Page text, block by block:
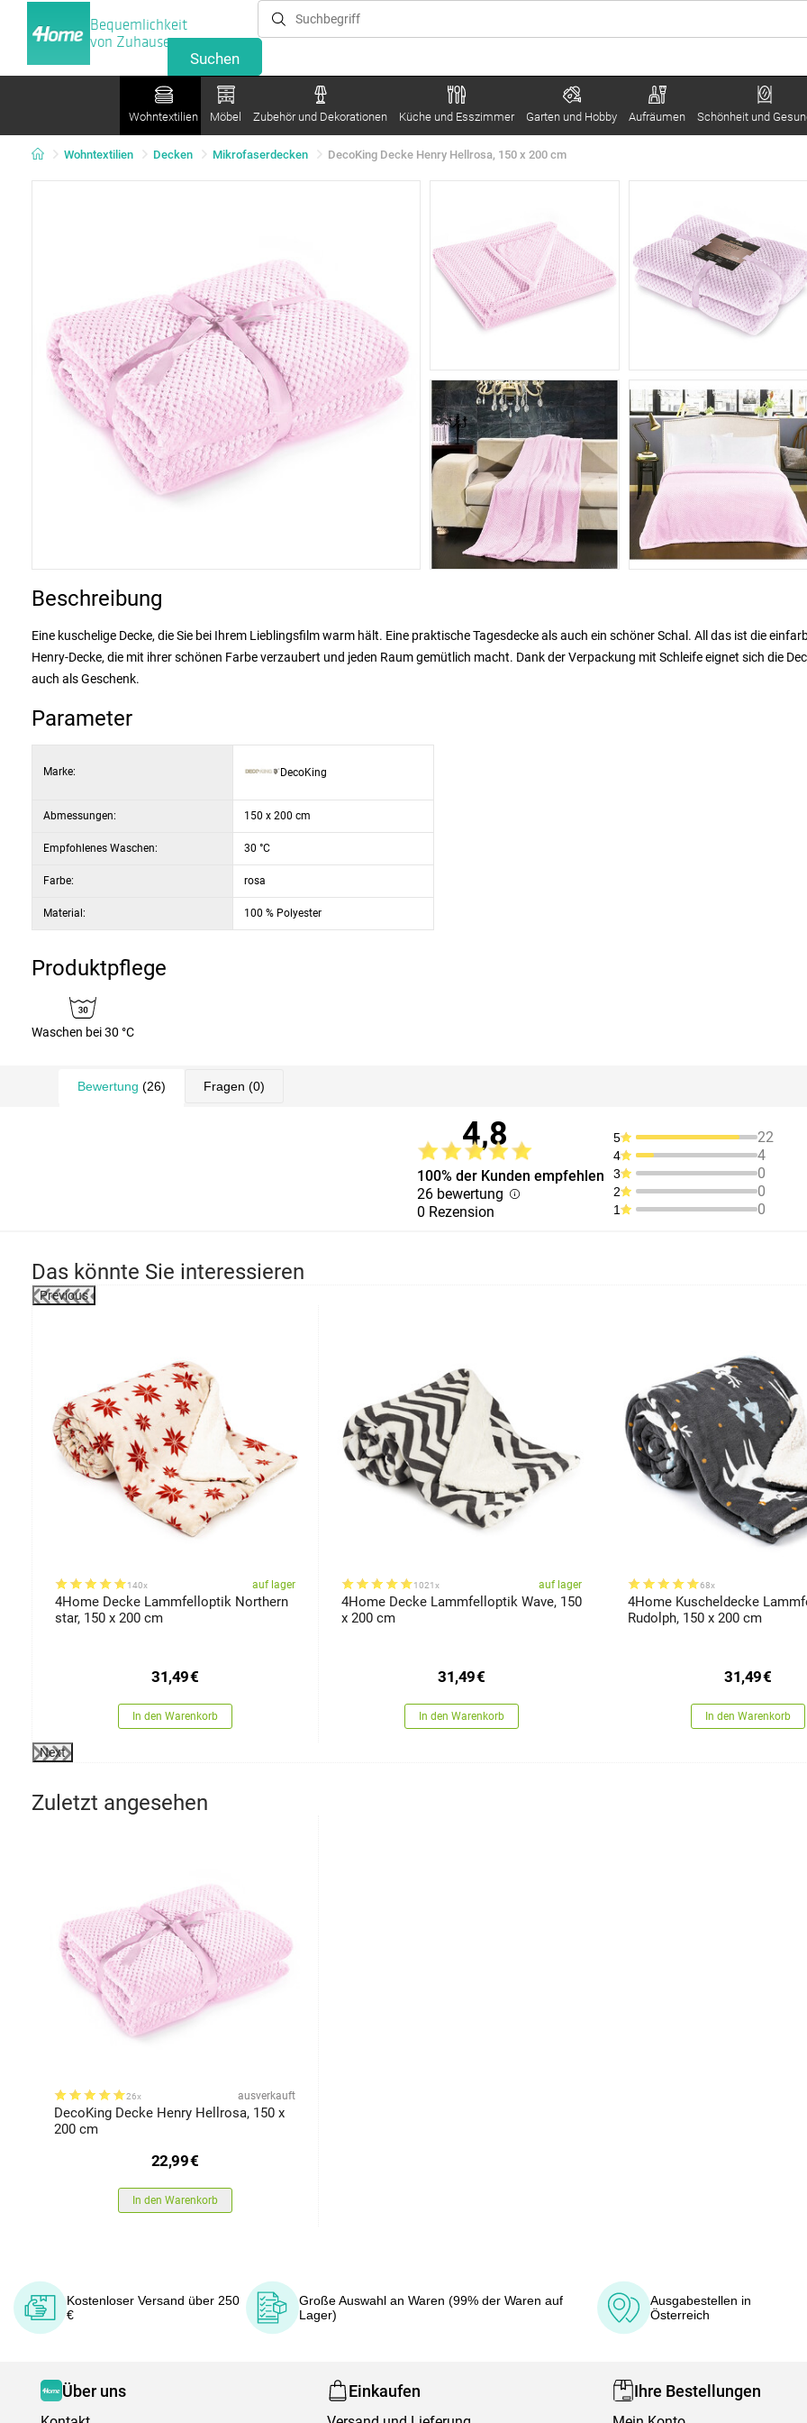
Bequemlichkeit
von Zuhause
Wohntextilien Möbel Zubehör und Dekorationen Küche und Esszimmer Garten und Hobby Aufräumen Schönheit und
Wohntextilien Decken Mikrofaserdecken DecoKing Decke Henry Hellrosa, 150 x 200 cm
Beschreibung
Eine kuschelige Decke, die Sie bei Ihrem Lieblingsfilm warm hält. Eine praktische Tagesdecke als auch ein schöner Schal. All das ist die
Henry-Decke, die mit ihrer schönen Farbe verzaubert und jeden Raum gemütlich macht. Dank der Verpackung mit Schleife eignet sich die
auch als Geschenk.
Parameter
Marke: DecoKing
Abmessungen: 150 x 200 cm
Empfohlenes Waschen: 30 °C
Farbe: rosa
Material: 100 % Polyester
Produktpflege
Waschen bei 30 °C
Bewertung (26) Fragen (0)
4,8
100% der Kunden empfehlen
26 bewertung
0 Rezension
5 22
4 4
3 0
2 0
1 0
Das könnte Sie interessieren
Previous
140x auf lager
4Home Decke Lammfelloptik Northern
star, 150 x 200 cm
31,49€
In den Warenkorb
1021x auf lager
4Home Decke Lammfelloptik Wave, 150
x 200 cm
31,49€
In den Warenkorb
68x
4Home Kuscheldecke
Rudolph, 150 x 200 cm
31,49€
In den Warenkorb
Next
Zuletzt angesehen
26x ausverkauft
DecoKing Decke Henry Hellrosa, 150 x
200 cm
22,99€
In den Warenkorb
Kostenloser Versand über 250
€
Große Auswahl an Waren (99% der Waren auf
Lager)
Ausgabestellen in
Österreich
Über uns Einkaufen Ihre Bestellungen